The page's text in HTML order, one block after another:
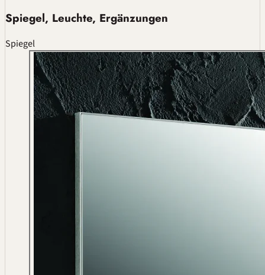
Spiegel, Leuchte, Ergänzungen
Spiegel